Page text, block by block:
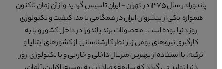
پاندورا در سال 1375 در تهران - ایران تاسیس گردید و از آن زمان تاکنون
همواره یکی از پیشروان ایران در همگامی با مد، کیفیت و تکنولوژی
روز دنیا بوده است. محصولات برند پاندورا در داخل کشور و با به
کارگیری نیروهای بومی زیر نظر کارشناسانی از کشورهای ایتالیا و
ترکیه، با استفاده از بهترین متریال داخلی و خارجی و با تکنولوژی روز